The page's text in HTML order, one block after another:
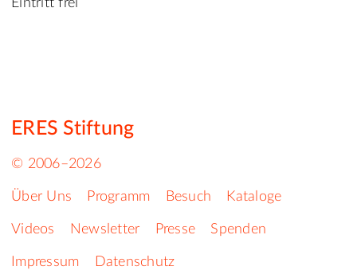
Eintritt frei
ERES Stiftung
© 2006–2026
Über Uns Programm Besuch Kataloge
Videos Newsletter Presse Spenden
Impressum Datenschutz